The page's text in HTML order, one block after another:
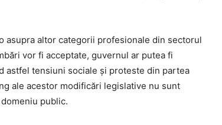
asupra altor categorii profesionale din sectorul
vor fi acceptate, guvernul ar putea fi
astfel tensiuni sociale și proteste din partea
ale acestor modificări legislative nu sunt
public.